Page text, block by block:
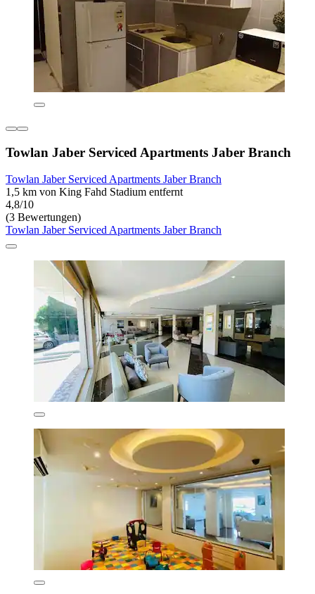
Towlan Jaber Serviced Apartments Jaber Branch
Towlan Jaber Serviced Apartments Jaber Branch
1,5 km von King Fahd Stadium entfernt
4,8/10
(3 Bewertungen)
Towlan Jaber Serviced Apartments Jaber Branch